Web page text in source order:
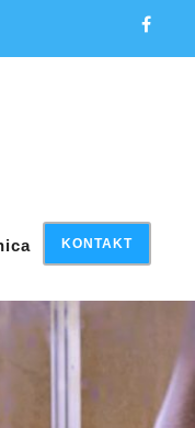
KONTAKT